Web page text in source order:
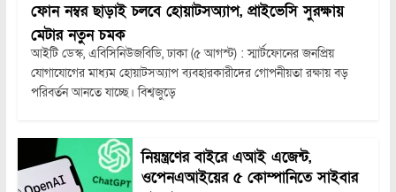
ফোন নম্বর ছাড়াই চলবে হোয়াটসঅ্যাপ, প্রাইভেসি সুরক্ষায়
মেটার নতুন চমক
আইটি ডেস্ক, এবিসিনিউজবিডি, ঢাকা (৫ আগস্ট) : স্মার্টফোনের জনপ্রিয়
যোগাযোগের মাধ্যম হোয়াটসঅ্যাপ ব্যবহারকারীদের গোপনীয়তা রক্ষায় বড়
পরিবর্তন আনতে যাচ্ছে। বিশ্বজুড়ে
নিয়ন্ত্রণের বাইরে এআই এজেন্ট,
ওপেনএআইয়ের ৫ কোম্পানিতে সাইবার